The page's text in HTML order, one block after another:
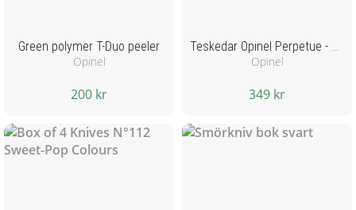
Green polymer T-Duo peeler
Opinel
200 kr
Teskedar Opinel Perpetue - Box med 4st
Opinel
349 kr